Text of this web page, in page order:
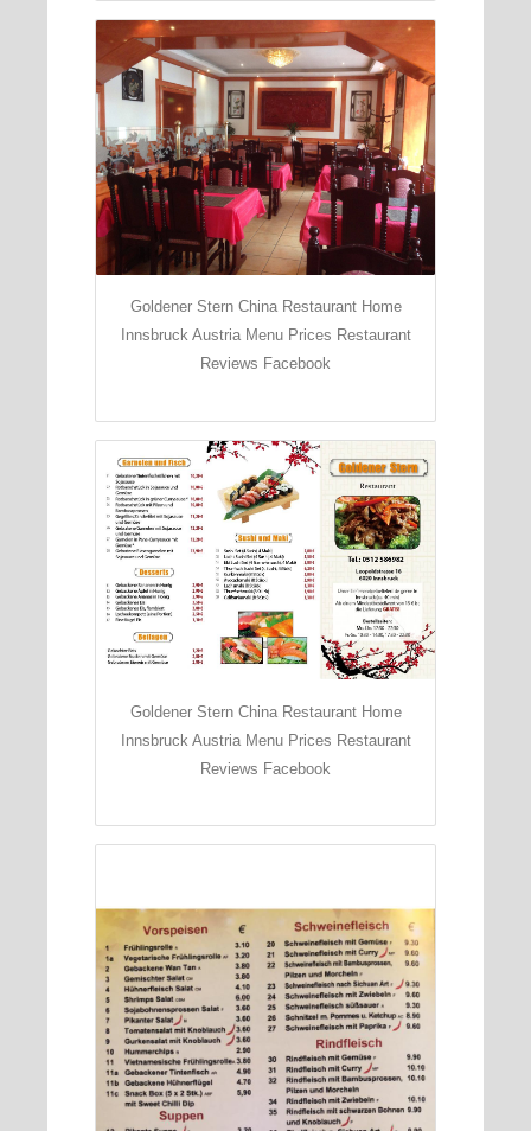
Goldener Stern China Restaurant Home
Innsbruck Austria Menu Prices Restaurant
Reviews Facebook
Goldener Stern China Restaurant Home
Innsbruck Austria Menu Prices Restaurant
Reviews Facebook